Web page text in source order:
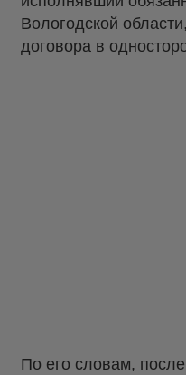
Вологодской
договора в
По его словам,